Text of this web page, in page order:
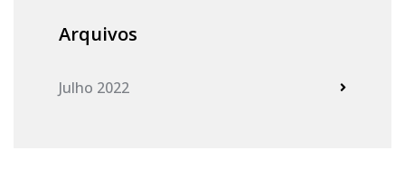
Arquivos
Julho 2022